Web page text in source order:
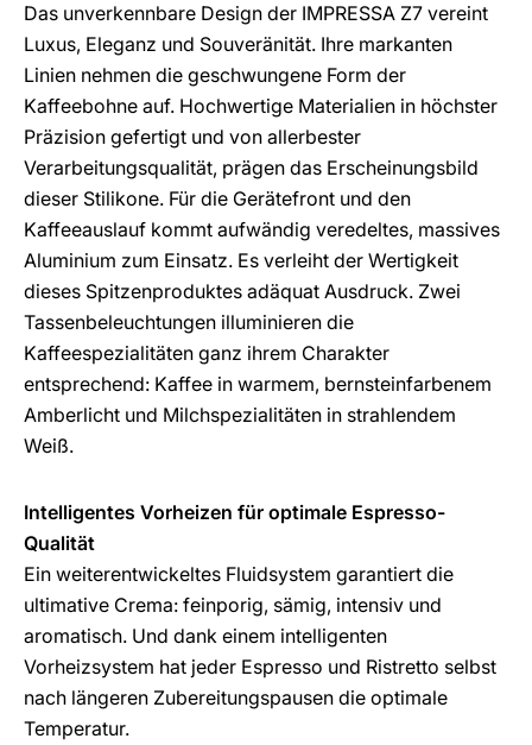
Das unverkennbare Design der IMPRESSA Z7 vereint
Luxus, Eleganz und Souveränität. Ihre markanten
Linien nehmen die geschwungene Form der
Kaffeebohne auf. Hochwertige Materialien in höchster
Präzision gefertigt und von allerbester
Verarbeitungsqualität, prägen das Erscheinungsbild
dieser Stilikone. Für die Gerätefront und den
Kaffeeauslauf kommt aufwändig veredeltes, massives
Aluminium zum Einsatz. Es verleiht der Wertigkeit
dieses Spitzenproduktes adäquat Ausdruck. Zwei
Tassenbeleuchtungen illuminieren die
Kaffeespezialitäten ganz ihrem Charakter
entsprechend: Kaffee in warmem, bernsteinfarbenem
Amberlicht und Milchspezialitäten in strahlendem
Weiß.
Intelligentes Vorheizen für optimale Espresso-
Qualität
Ein weiterentwickeltes Fluidsystem garantiert die
ultimative Crema: feinporig, sämig, intensiv und
aromatisch. Und dank einem intelligenten
Vorheizsystem hat jeder Espresso und Ristretto selbst
nach längeren Zubereitungspausen die optimale
Temperatur.